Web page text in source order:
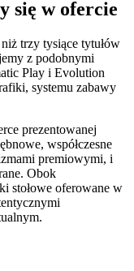
się w ofercie
trzy tysiące tytułów
z podobnymi
Play i Evolution
systemu zabawy
prezentowanej
współczesne
premiowymi, i
Obok
stołowe oferowane w